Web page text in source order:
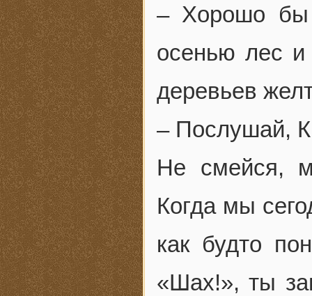
– Хорошо
осенью лес
деревьев
– Послушай,
Не смейся,
Когда мы
как будто
«Шах!», ты